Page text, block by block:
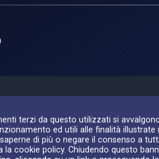
terzi da questo utilizzati si
ed utili alle finalità illustrate
di più o negare il consenso a
la cookie policy. Chiudendo questo
a bordo del lanciatore europeo
europee per il rientro in